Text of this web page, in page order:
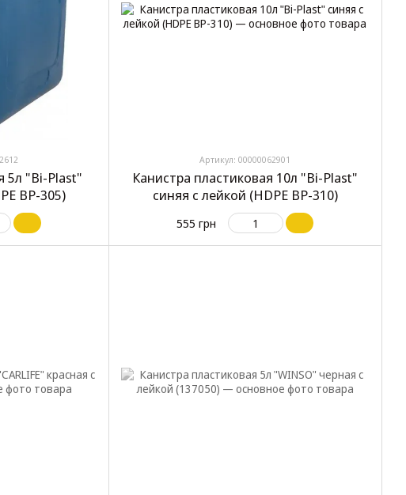
5л "Bi-Plast"
BP-305)
Артикул: 00000062901
Канистра пластиковая 10л "Bi-Plast"
синяя с лейкой (HDPE BP-310)
555 грн